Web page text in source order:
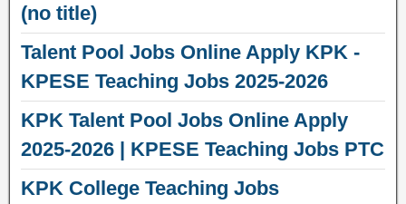
(no title)
Talent Pool Jobs Online Apply KPK -
KPESE Teaching Jobs 2025-2026
KPK Talent Pool Jobs Online Apply
2025-2026 | KPESE Teaching Jobs PTC
KPK College Teaching Jobs